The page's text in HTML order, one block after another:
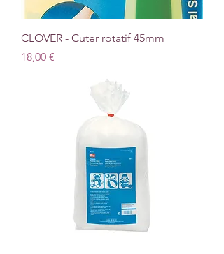
CLOVER - Cuter rotatif 45mm
Prix
18,00 €